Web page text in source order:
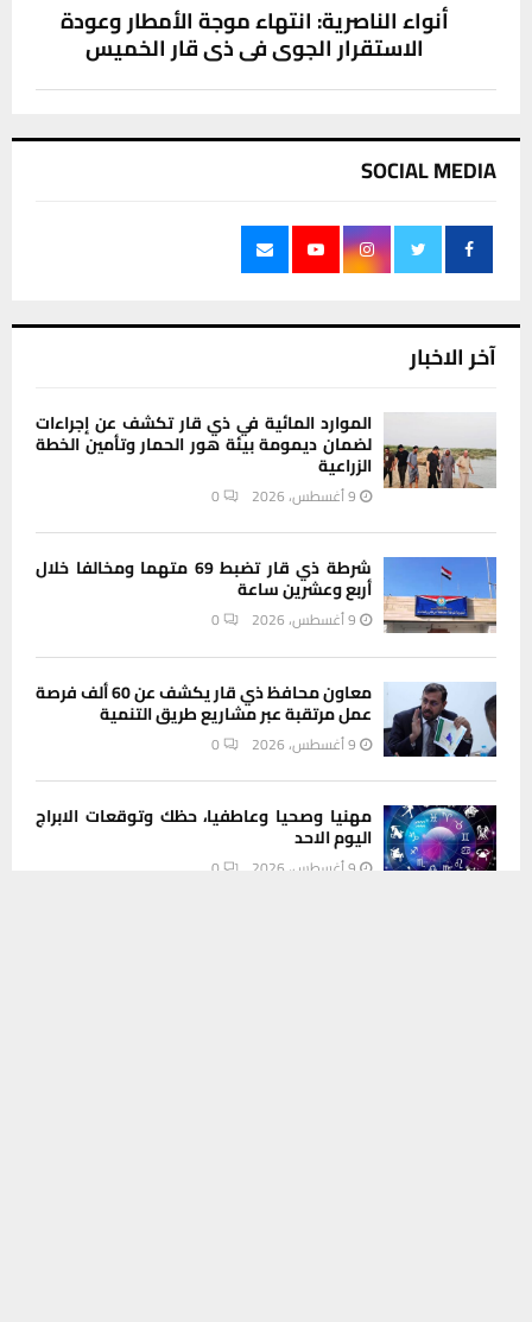
أنواء الناصرية: انتهاء موجة الأمطار وعودة
الاستقرار الجوي في ذي قار الخميس
SOCIAL MEDIA
آخر الاخبار
الموارد المائية في ذي قار تكشف عن إجراءات
لضمان ديمومة بيئة هور الحمار وتأمين الخطة
الزراعية
9 أغسطس، 2026 0
شرطة ذي قار تضبط 69 متهما ومخالفا خلال
أربع وعشرين ساعة
9 أغسطس، 2026 0
معاون محافظ ذي قار يكشف عن 60 ألف فرصة
عمل مرتقبة عبر مشاريع طريق التنمية
9 أغسطس، 2026 0
مهنيا وصحيا وعاطفيا، حظك وتوقعات الابراج
اليوم الاحد
9 أغسطس، 2026 0